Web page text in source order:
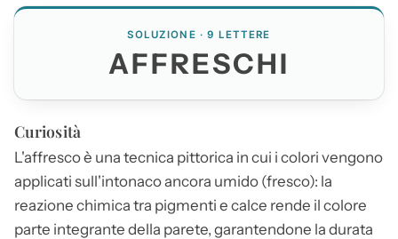
SOLUZIONE · 9 LETTERE
AFFRESCHI
Curiosità
L'affresco è una tecnica pittorica in cui i colori vengono
applicati sull'intonaco ancora umido (fresco): la
reazione chimica tra pigmenti e calce rende il colore
parte integrante della parete, garantendone la durata